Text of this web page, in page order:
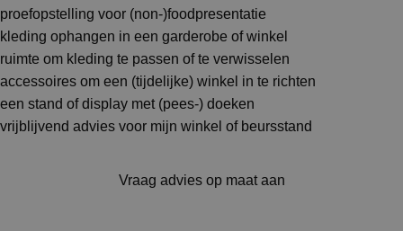
proefopstelling voor (non-)foodpresentatie
kleding ophangen in een garderobe of winkel
ruimte om kleding te passen of te verwisselen
accessoires om een (tijdelijke) winkel in te richten
een stand of display met (pees-) doeken
vrijblijvend advies voor mijn winkel of beursstand
Vraag advies op maat aan